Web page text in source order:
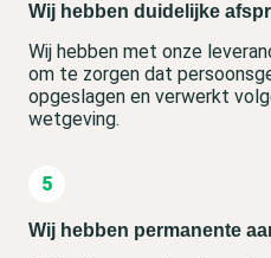
Wij hebben duidelijke
Wij hebben met onze
om te zorgen dat
opgeslagen en verwerkt
wetgeving.
Wij hebben permanente